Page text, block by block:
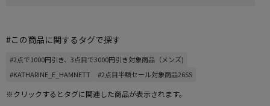
#この商品に関するタグで探す
#2点で1000円引き、3点目で3000円引き対象商品（メンズ)
#KATHARINE_E_HAMNETT
#2点目半額セール対象商品26SS
※クリックするとタグに関連した商品が表示されます。